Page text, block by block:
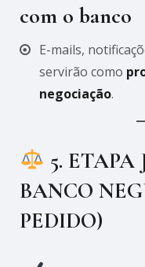
com o banco
E-mails,
servirão como
negociação.
5.
BANCO
PEDIDO)